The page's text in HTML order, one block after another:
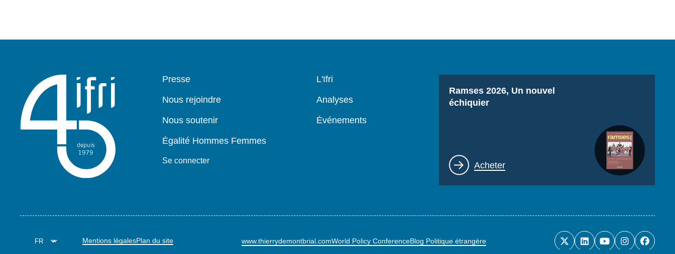
Pied
Presse
Nous rejoindre
Nous soutenir
Égalité Hommes Femmes
Se connecter
Navigation
L'Ifri
Analyses
Événements
Titre
Ramses 2026, Un nouvel
échiquier
Lien
Acheter
Mentions légalesPlan du site www.thierrydemontbrial.comWorld Policy ConferenceBlog Politique étrangère